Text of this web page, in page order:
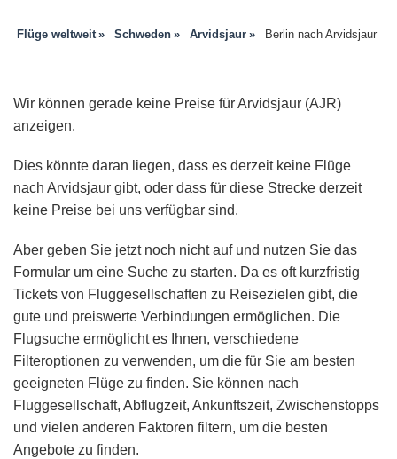
Flüge weltweit Schweden Arvidsjaur Berlin nach Arvidsjaur
Wir können gerade keine Preise für Arvidsjaur (AJR)
anzeigen.
Dies könnte daran liegen, dass es derzeit keine Flüge
nach Arvidsjaur gibt, oder dass für diese Strecke derzeit
keine Preise bei uns verfügbar sind.
Aber geben Sie jetzt noch nicht auf und nutzen Sie das
Formular um eine Suche zu starten. Da es oft kurzfristig
Tickets von Fluggesellschaften zu Reisezielen gibt, die
gute und preiswerte Verbindungen ermöglichen. Die
Flugsuche ermöglicht es Ihnen, verschiedene
Filteroptionen zu verwenden, um die für Sie am besten
geeigneten Flüge zu finden. Sie können nach
Fluggesellschaft, Abflugzeit, Ankunftszeit, Zwischenstopps
und vielen anderen Faktoren filtern, um die besten
Angebote zu finden.